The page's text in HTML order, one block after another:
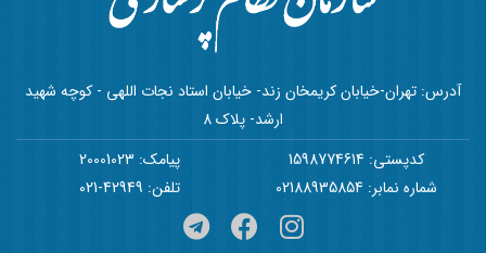
آدرس: تهران-خیابان کریمخان زند- خیابان استاد نجات اللهی - کوچه شهید
ارشد- پلاک 8
کدپستی: 1598774614
پیامک: 20001023
شماره نمابر: 02188935854
تلفن: 42949-021